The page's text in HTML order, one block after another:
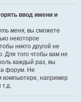
ввод имени и
меня , вы сможете
некоторое
никто другой не
Для того чтобы вам не
каждый раз, вы
форум. Не
компьютере, например